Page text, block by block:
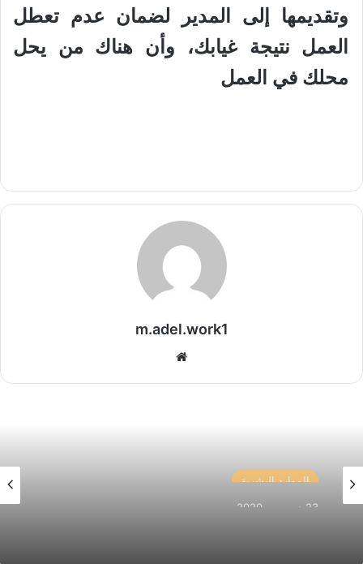
وتقديمها إلى المدير لضمان عدم تعطل
العمل نتيجة غيابك، وأن هناك من يحل
محلك في العمل
m.adel.work1
الموارد البشرية